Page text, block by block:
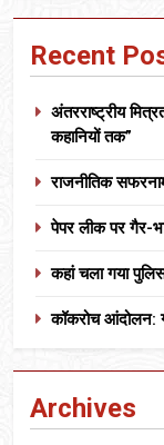
Recent
अंतरराष्ट्रीय
कहानियों तक”
राजनीतिक
पेपर लीक पर गैर-
कहां चला गया
कॉकरोच आंदोलन:
Archives